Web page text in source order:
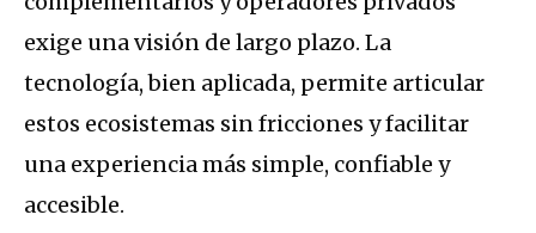
exige una visión de largo plazo. La
tecnología, bien aplicada, permite articular
estos ecosistemas sin fricciones y facilitar
una experiencia más simple, confiable y
accesible.